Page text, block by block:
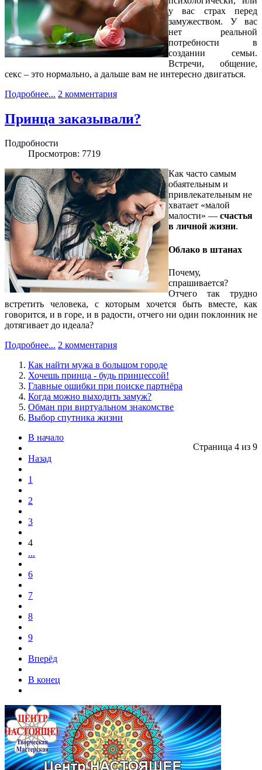
у вас страх перед
замужеством. У вас
нет реальной
потребности в
создании семьи.
Встречи, общение,
секс – это нормально, а дальше вам не интересно двигаться.
Подробнее... 2 комментария
Принца заказывали?
Подробности
Просмотров: 7719
Как часто самым
обаятельным и
привлекательным не
хватает «малой
малости» — счастья
в личной жизни.
Облако в штанах
Почему,
спрашивается?
Отчего так трудно
встретить человека, с которым хочется быть вместе, как
говорится, и в горе, и в радости, отчего ни один поклонник не
дотягивает до идеала?
Подробнее... 2 комментария
Как найти мужа в большом городе
Хочешь принца - будь принцессой!
Главные ошибки при поиске партнёра
Когда можно выходить замуж?
Обман при виртуальном знакомстве
Выбор спутника жизни
Страница 4 из 9
В начало
Назад
1
2
3
4
...
6
7
8
9
Вперёд
В конец